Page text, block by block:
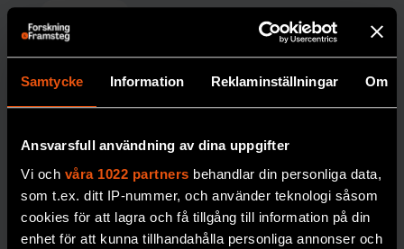
Samtycke Information Reklaminställningar Om
Ansvarsfull användning av dina uppgifter
Vi och våra 1022 partners behandlar din personliga data,
som t.ex. ditt IP-nummer, och använder teknologi såsom
cookies för att lagra och få tillgång till information på din
enhet för att kunna tillhandahålla personliga annonser och
UNGDOMAR
Så stöttas